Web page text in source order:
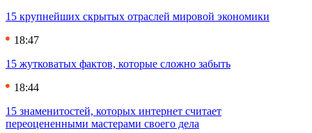
15 крупнейших скрытых отраслей мировой экономики
18:47
15 жутковатых фактов, которые сложно забыть
18:44
15 знаменитостей, которых интернет считает
переоцененными мастерами своего дела